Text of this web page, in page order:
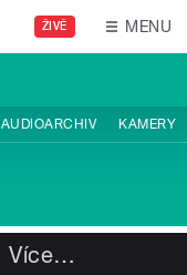
ŽIVĚ MENU
AUDIOARCHIV KAMERY
Více…